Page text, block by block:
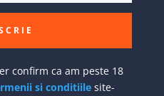
confirm ca am peste 18
si conditiilesite-